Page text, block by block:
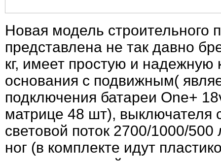
Новая модель строительного
представлена не так давно
кг, имеет простую и надежную
основания с подвижным(
подключения батареи One+
матрице 48 шт),
световой поток 2700/1000/
ног (в комплекте идут